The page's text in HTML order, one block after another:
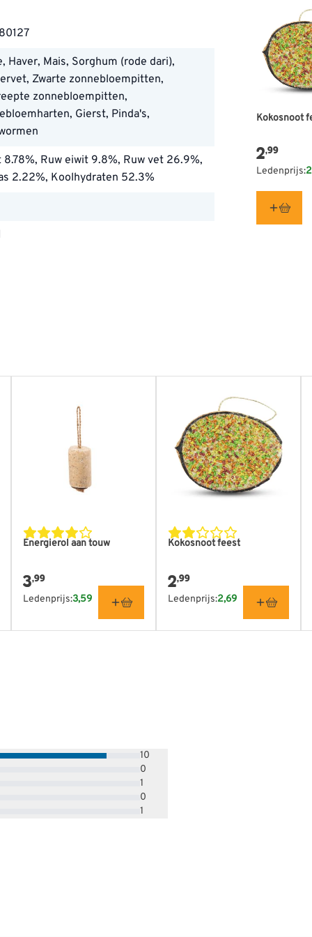
Kokosnoot
2,99
Ledenprijs:
in de tuin, bijvoorbeeld aan
bij voorkeur een rustige locatie
gaan daardoor mooi op in de
wanneer de vorige leeg is.
Haver, Mais, Sorghum (rode dari),
Zwarte zonnebloempitten,
zonnebloempitten,
Gierst, Pinda's,
8.78%, Ruw eiwit 9.8%, Ruw vet 26.9%,
2.22%, Koolhydraten 52.3%
Energierol aan touw
3,99
Ledenprijs:3,59
Kokosnoot feest
2,99
Ledenprijs:2,69
10
0
1
0
1